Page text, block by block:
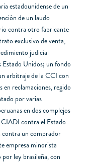
estadounidense de un
de un laudo
contra otro fabricante
exclusivo de venta,
judicial
Unidos; un fondo
arbitraje de la CCI con
en reclamaciones, regido
por varias
en dos complejos
contra el Estado
contra un comprador
empresa minorista
ley brasileña, con